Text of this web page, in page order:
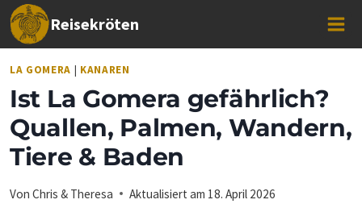
Zum
Inhalt
springen
Reisekröten
LA GOMERA | KANAREN
Ist La Gomera gefährlich?
Quallen, Palmen, Wandern,
Tiere & Baden
Von Chris & Theresa Aktualisiert am 18. April 2026